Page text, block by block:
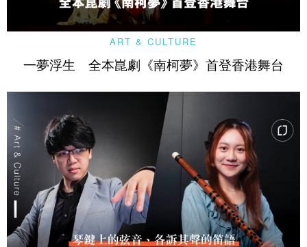
ART & CULTURE
一夢浮生 全本崑劇《南柯夢》首登香港舞台